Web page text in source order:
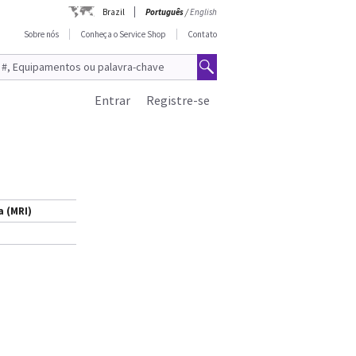
Brazil Português/English
Sobre nós
Conheça o Service Shop Contato
Registre-se
Entrar
(MRI)